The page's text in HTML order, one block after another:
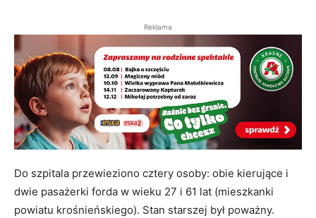
Reklama
Do szpitala przewieziono cztery osoby: obie kierujące i
dwie pasażerki forda w wieku 27 i 61 lat (mieszkanki
powiatu krośnieńskiego). Stan starszej był poważny.